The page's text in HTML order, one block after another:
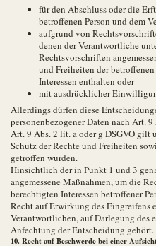
für den Abschluss oder die
betroffenen Person und dem
aufgrund von
denen der Verantwortliche
Rechtsvorschriften
und Freiheiten der
Interessen enthalten oder
mit ausdrücklicher
Allerdings dürfen diese
personenbezogener Daten nach Art.
Art. 9 Abs. 2 lit. a oder g DSGVO gilt
Schutz der Rechte und Freiheiten
getroffen wurden.
Hinsichtlich der in Punkt 1 und 3
angemessene Maßnahmen, um die
berechtigten Interessen betroffener
Recht auf Erwirkung des Eingreifens
Verantwortlichen, auf Darlegung des
Anfechtung der Entscheidung gehört.
10. Recht auf Beschwerde bei einer